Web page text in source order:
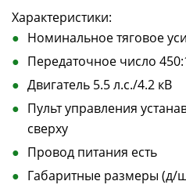
Характеристики:
Номинальное тяговое
Передаточное число
Двигатель 5.5 л.с./4.2 кВ
Пульт управления
сверху
Провод питания есть
Габаритные размеры (д/